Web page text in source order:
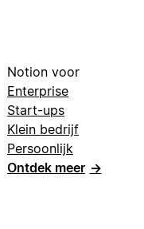
Notion voor
Enterprise
Start-ups
Klein bedrijf
Persoonlijk
Ontdek meer →